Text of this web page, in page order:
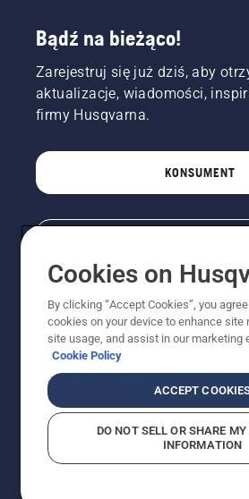
Bądź na bieżąco!
Zarejestruj się już dziś, aby
aktualizacje, wiadomości,
firmy Husqvarna.
KONSUMENT
© Husqvarna AB (publ). Wszelkie
Pokazane ceny są sugerowanymi
Polityka w zakresie plików cookie
Cookies on
By clicking “Accept Cookies”, you
cookies on your device to enhance site
site usage, and assist in our marketing
Cookie Policy
ACCEPT
DO NOT SELL OR SHARE
INFORMATION